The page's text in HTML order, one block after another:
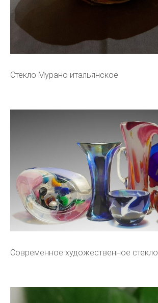
Стекло Мурано итальянское
Современное художественное стекло